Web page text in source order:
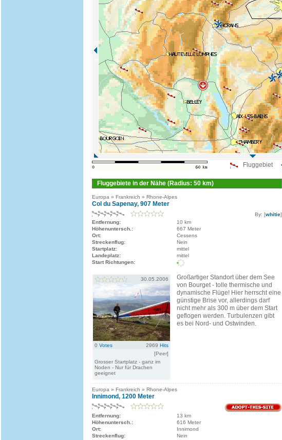
Fluggebiet
Fluggebiete in der Nähe (Radius: 50 km)
Europa » Frankreich » Rhone-Alpes
Col du Sapenay, 907 Meter
By: [whitie]
Entfernung:
10 km
Höhenuntersch.:
667 Meter
Ort:
Cessens
Streckenflug:
Nein
Startplatz:
mittel
Landeplatz:
mittel
Start Richtungen:
30.05.2006
0 Votes 2969 Hits
[Peer]
Grosser Startplatz - ganz im
Noden - Nur für Drachen
geeignet
Großartiger Standort über dem See
von Bourget - tolle thermische und
dynamische Flüge! Hier herrscht eine
günstige Brise vor, allerdings darf
nicht mehr als 300 m über dem Start
geflogen werden. Turbulenzen gibt
es bei Nord- und Ostwinden.
Europa » Frankreich » Rhone-Alpes
Innimond, 1200 Meter
Entfernung:
13 km
Höhenuntersch.:
616 Meter
Ort:
Innimond
Streckenflug:
Nein